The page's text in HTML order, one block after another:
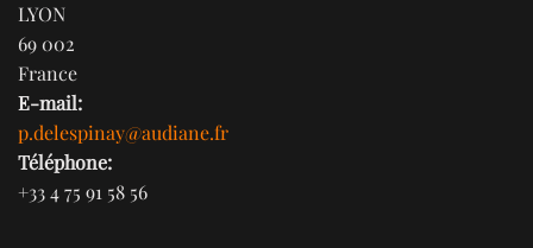
LYON
69 002
France
E-mail:
p.delespinay@audiane.fr
Téléphone:
+33 4 75 91 58 56